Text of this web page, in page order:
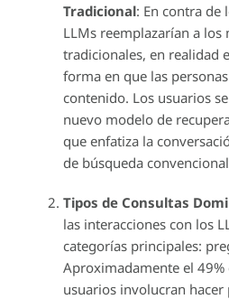
Tradicional: En contra de
LLMs reemplazarían a
tradicionales, en realidad
forma en que las
contenido. Los usuarios
nuevo modelo de
que enfatiza la
de búsqueda
Tipos de Consultas
las interacciones con los
categorías principales:
Aproximadamente el 49%
usuarios involucran